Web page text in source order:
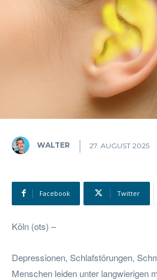
WALTER 27. AUGUST 2025
Facebook Twitter
Köln (ots) –
Depressionen, Schlafstörungen,
Menschen leiden unter langwierigen